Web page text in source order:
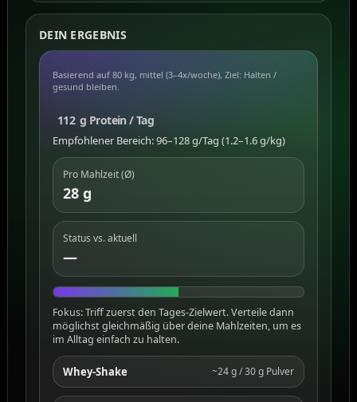
DEIN ERGEBNIS
Basierend auf 80 kg, mittel (3–4x/woche), Ziel: Halten /
gesund bleiben.
112 g Protein / Tag
Empfohlener Bereich: 96–128 g/Tag (1.2–1.6 g/kg)
Pro Mahlzeit (Ø)
28 g
Status vs. aktuell
—
Fokus: Triff zuerst den Tages-Zielwert. Verteile dann
möglichst gleichmäßig über deine Mahlzeiten, um es
im Alltag einfach zu halten.
Whey-Shake ~24 g / 30 g Pulver